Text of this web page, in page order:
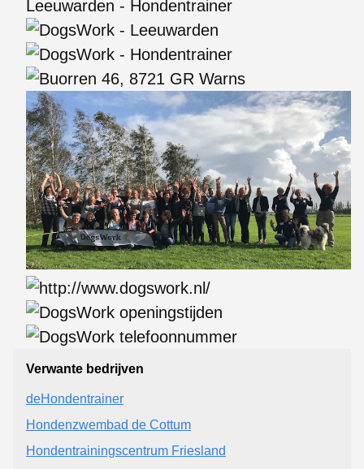
Verwante bedrijven
deHondentrainer
Hondenzwembad de Cottum
Hondentrainingscentrum Friesland